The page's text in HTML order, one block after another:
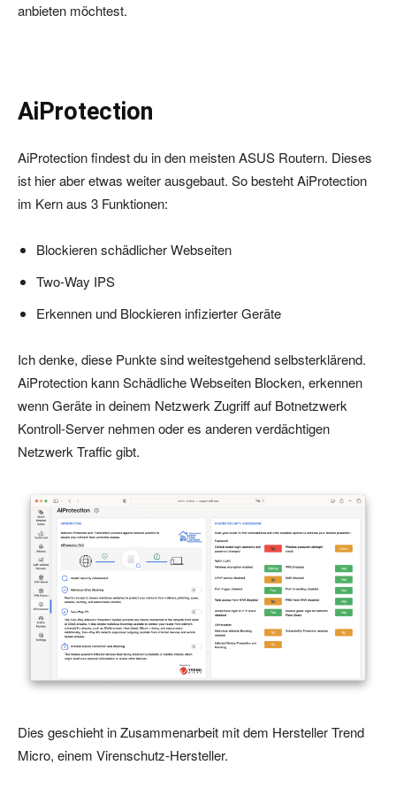
anbieten möchtest.
AiProtection
AiProtection findest du in den meisten ASUS Routern. Dieses
ist hier aber etwas weiter ausgebaut. So besteht AiProtection
im Kern aus 3 Funktionen:
Blockieren schädlicher Webseiten
Two-Way IPS
Erkennen und Blockieren infizierter Geräte
Ich denke, diese Punkte sind weitestgehend selbsterklärend.
AiProtection kann Schädliche Webseiten Blocken, erkennen
wenn Geräte in deinem Netzwerk Zugriff auf Botnetzwerk
Kontroll-Server nehmen oder es anderen verdächtigen
Netzwerk Traffic gibt.
Dies geschieht in Zusammenarbeit mit dem Hersteller Trend
Micro, einem Virenschutz-Hersteller.